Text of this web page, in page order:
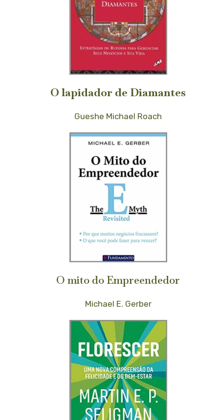
O lapidador de Diamantes
Gueshe Michael Roach
O mito do Empreendedor
Michael E. Gerber